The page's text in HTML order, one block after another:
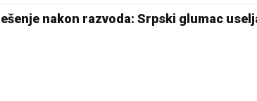
nakon razvoda: Srpski glumac